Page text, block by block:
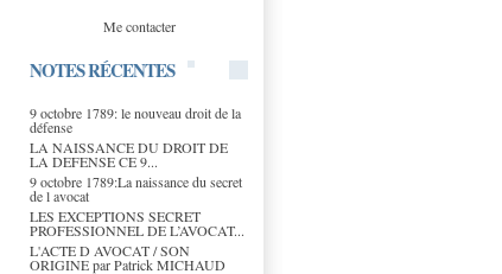
Me contacter
NOTES RÉCENTES
9 octobre 1789: le nouveau droit de la
défense
LA NAISSANCE DU DROIT DE
LA DEFENSE CE 9...
9 octobre 1789:La naissance du secret
de l avocat
LES EXCEPTIONS SECRET
PROFESSIONNEL DE L’AVOCAT...
L'ACTE D AVOCAT / SON
ORIGINE par Patrick MICHAUD